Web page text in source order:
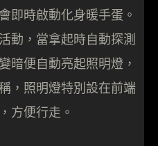
即時啟動化身暖手蛋。
動，當拿起時自動探測
暗便自動亮起照明燈，
，照明燈特別設在前端
方便行走。